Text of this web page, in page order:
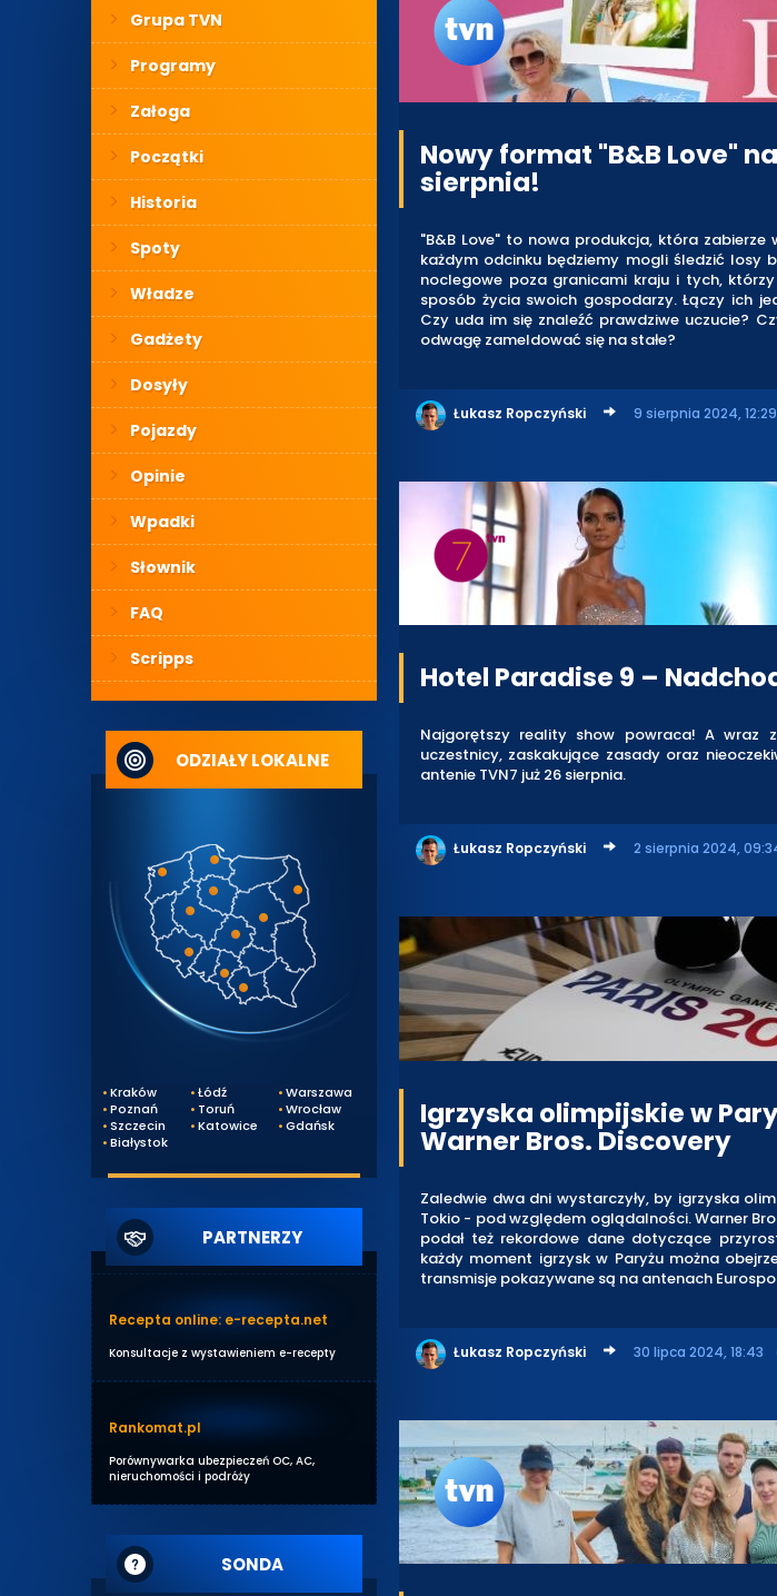
Grupa TVN
Programy
Załoga
Początki
Historia
Spoty
Władze
Gadżety
Dosyły
Pojazdy
Opinie
Wpadki
Słownik
FAQ
Scripps
ODZIAŁY LOKALNE
Kraków Łódź
Warszawa
Poznań
Toruń
Wrocław
Szczecin
Katowice
Gdańsk
Białystok
PARTNERZY
Recepta online: e-recepta.net
Konsultacje z wystawieniem e-recepty
Rankomat.pl
Porównywarka ubezpieczeń OC, AC,
nieruchomości i podróży
SONDA
Nowy format "B&B Love"
sierpnia!
"B&B Love" to nowa produkcja, która zabierze
każdym odcinku będziemy mogli śledzić losy
noclegowe poza granicami kraju i tych,
sposób życia swoich gospodarzy. Łączy ich
Czy uda im się znaleźć prawdziwe uczucie?
odwagę zameldować się na stałe?
Łukasz Ropczyński 9 sierpnia 2024, 12:29
Hotel Paradise 9 –
Najgorętszy reality show powraca! A wraz
uczestnicy, zaskakujące zasady oraz
antenie TVN7 już 26 sierpnia.
Łukasz Ropczyński 2 sierpnia 2024,
Igrzyska olimpijskie w
Warner Bros. Discovery
Zaledwie dwa dni wystarczyły, by igrzyska
Tokio - pod względem oglądalności. Warner
podał też rekordowe dane dotyczące
każdy moment igrzysk w Paryżu można
transmisje pokazywane są na antenach
Łukasz Ropczyński 30 lipca 2024, 18:43